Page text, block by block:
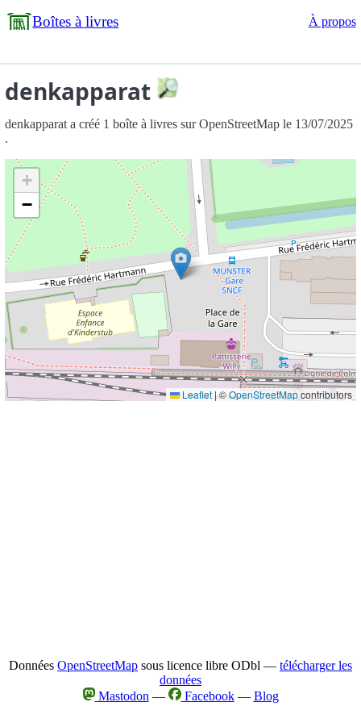
Boîtes à livres À propos
denkapparat
denkapparat a créé 1 boîte à livres sur OpenStreetMap le 13/07/2025
.
+
−
Leaflet|©OpenStreetMapcontributors
Données OpenStreetMap sous licence libre ODbl — télécharger les
données
Mastodon — Facebook— Blog